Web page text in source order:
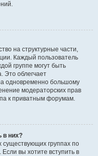
на структурные части,
Каждый пользователь
группе могут быть
Это облегчает
одновременно большому
модераторских прав
к приватным форумам.
в них?
группах по
вы хотите вступить в